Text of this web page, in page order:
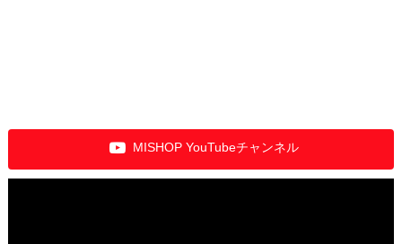
MISHOP YouTubeチャンネル